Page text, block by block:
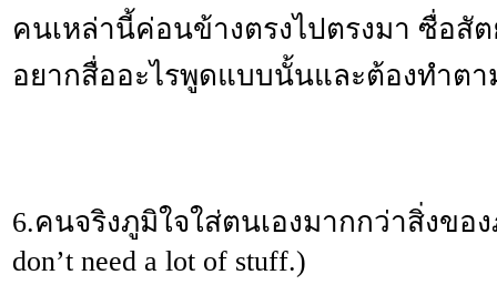
คนเหล่านี้ค่อนข้างตรงไปตรงมา ซื่อสั
อยากสื่ออะไรพูดแบบนั้นและต้องทำต
6.คนจริงภูมิใจใส่ตนเองมากกว่าสิ่งขอ
don’t need a lot of stuff.)